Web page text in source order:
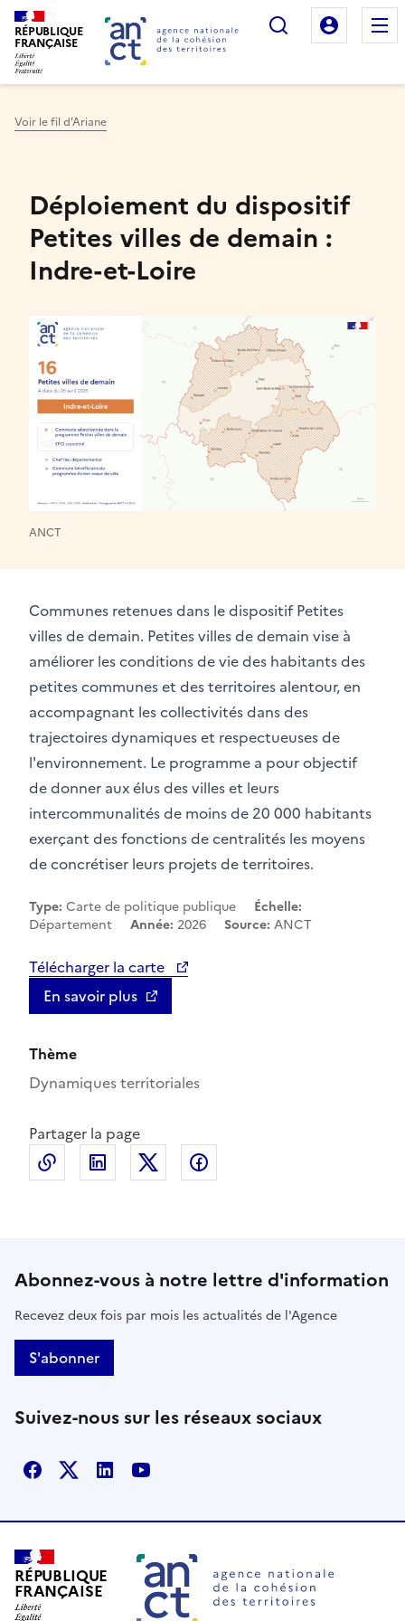
RÉPUBLIQUE
FRANÇAISE
Rechercher
Mon
Voir le fil d'Ariane
Déploiement du dispositif
Petites villes de demain :
Indre-et-Loire
ANCT
Thème
Dynamiques territoriales
Partager la page
Copier le lien de la page dans le presse-papier
LinkedIn
Communes retenues dans le dispositif Petites
villes de demain. Petites villes de demain vise à
améliorer les conditions de vie des habitants des
petites communes et des territoires alentour, en
accompagnant les collectivités dans des
trajectoires dynamiques et respectueuses de
l'environnement. Le programme a pour objectif
de donner aux élus des villes et leurs
intercommunalités de moins de 20 000 habitants
exerçant des fonctions de centralités les moyens
de concrétiser leurs projets de territoires.
Type: Carte de politique publique
Échelle:
Département
Année: 2026 Source: ANCT
Télécharger la carte
En savoir plus
Abonnez-vous à notre lettre d'information
Recevez deux fois par mois les actualités de l'Agence
S'abonner
Suivez-nous sur les réseaux sociaux
Facebook
X LinkedinYoutube
RÉPUBLIQUE
FRANÇAISE